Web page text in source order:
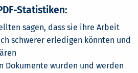
Statistiken:
sagen, dass sie ihre Arbeit
schwerer erledigen könnten und
wurden und werden